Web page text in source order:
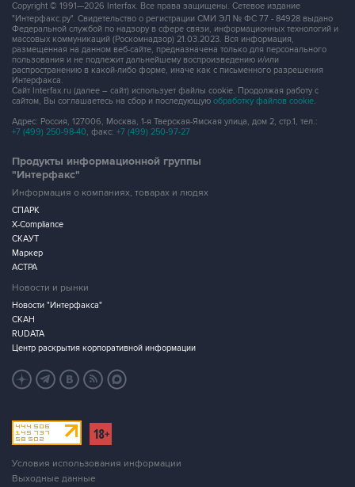
Copyright © 1991—2026 Interfax. Все права защищены. Сетевое издание
"Интерфакс.ру". Свидетельство о регистрации СМИ ЭЛ № ФС 77 - 84928 выдано
Федеральной службой по надзору в сфере связи, информационных технологий и
массовых коммуникаций (Роскомнадзор) 21.03.2023. Вся информация,
размещенная на данном веб-сайте, предназначена только для персонального
пользования и не подлежит дальнейшему воспроизведению и/или
распространению в какой-либо форме, иначе как с письменного разрешения
Интерфакса.
Сайт Interfax.ru (далее – сайт) использует файлы cookie. Продолжая работу с
сайтом, Вы соглашаетесь на сбор и последующую обработку файлов cookie.
Адрес: Россия, 127006, Москва, 1-я Тверская-Ямская улица, дом 2, стр.1, тел.:
+7 (499) 250-98-40, факс: +7 (499) 250-97-27
Продукты информационной группы
"Интерфакс"
Информация о компаниях, товарах и людях
СПАРК
X-Compliance
СКАУТ
Маркер
АСТРА
Новости и рынки
Новости "Интерфакса"
СКАН
RUDATA
Центр раскрытия корпоративной информации
Условия использования информации
Выходные данные